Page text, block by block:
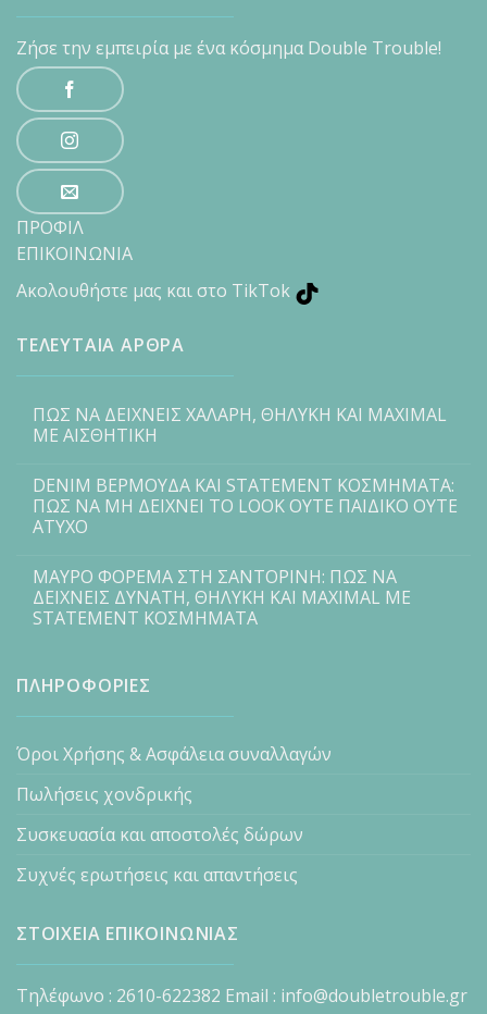
Ζήσε την εμπειρία με ένα κόσμημα Double Trouble!
ΠΡΟΦΙΛ
ΕΠΙΚΟΙΝΩΝΙΑ
Ακολουθήστε μας και στο TikTok
ΤΕΛΕΥΤΑΙΑ ΑΡΘΡΑ
ΠΩΣ ΝΑ ΔΕΙΧΝΕΙΣ ΧΑΛΑΡΗ, ΘΗΛΥΚΗ ΚΑΙ MAXIMAL
ΜΕ ΑΙΣΘΗΤΙΚΗ
DENIM ΒΕΡΜΟΥΔΑ ΚΑΙ STATEMENT ΚΟΣΜΗΜΑΤΑ:
ΠΩΣ ΝΑ ΜΗ ΔΕΙΧΝΕΙ ΤΟ LOOK ΟΥΤΕ ΠΑΙΔΙΚΟ ΟΥΤΕ
ΑΤΥΧΟ
ΜΑΥΡΟ ΦΟΡΕΜΑ ΣΤΗ ΣΑΝΤΟΡΙΝΗ: ΠΩΣ ΝΑ
ΔΕΙΧΝΕΙΣ ΔΥΝΑΤΗ, ΘΗΛΥΚΗ ΚΑΙ MAXIMAL ΜΕ
STATEMENT ΚΟΣΜΗΜΑΤΑ
ΠΛΗΡΟΦΟΡΙΕΣ
Όροι Χρήσης & Ασφάλεια συναλλαγών
Πωλήσεις χονδρικής
Συσκευασία και αποστολές δώρων
Συχνές ερωτήσεις και απαντήσεις
ΣΤΟΙΧΕΙΑ ΕΠΙΚΟΙΝΩΝΙΑΣ
Τηλέφωνο : 2610-622382 Email : info@doubletrouble.gr